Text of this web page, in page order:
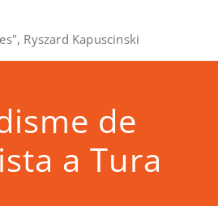
Ryszard Kapuscinski
de
a Tura